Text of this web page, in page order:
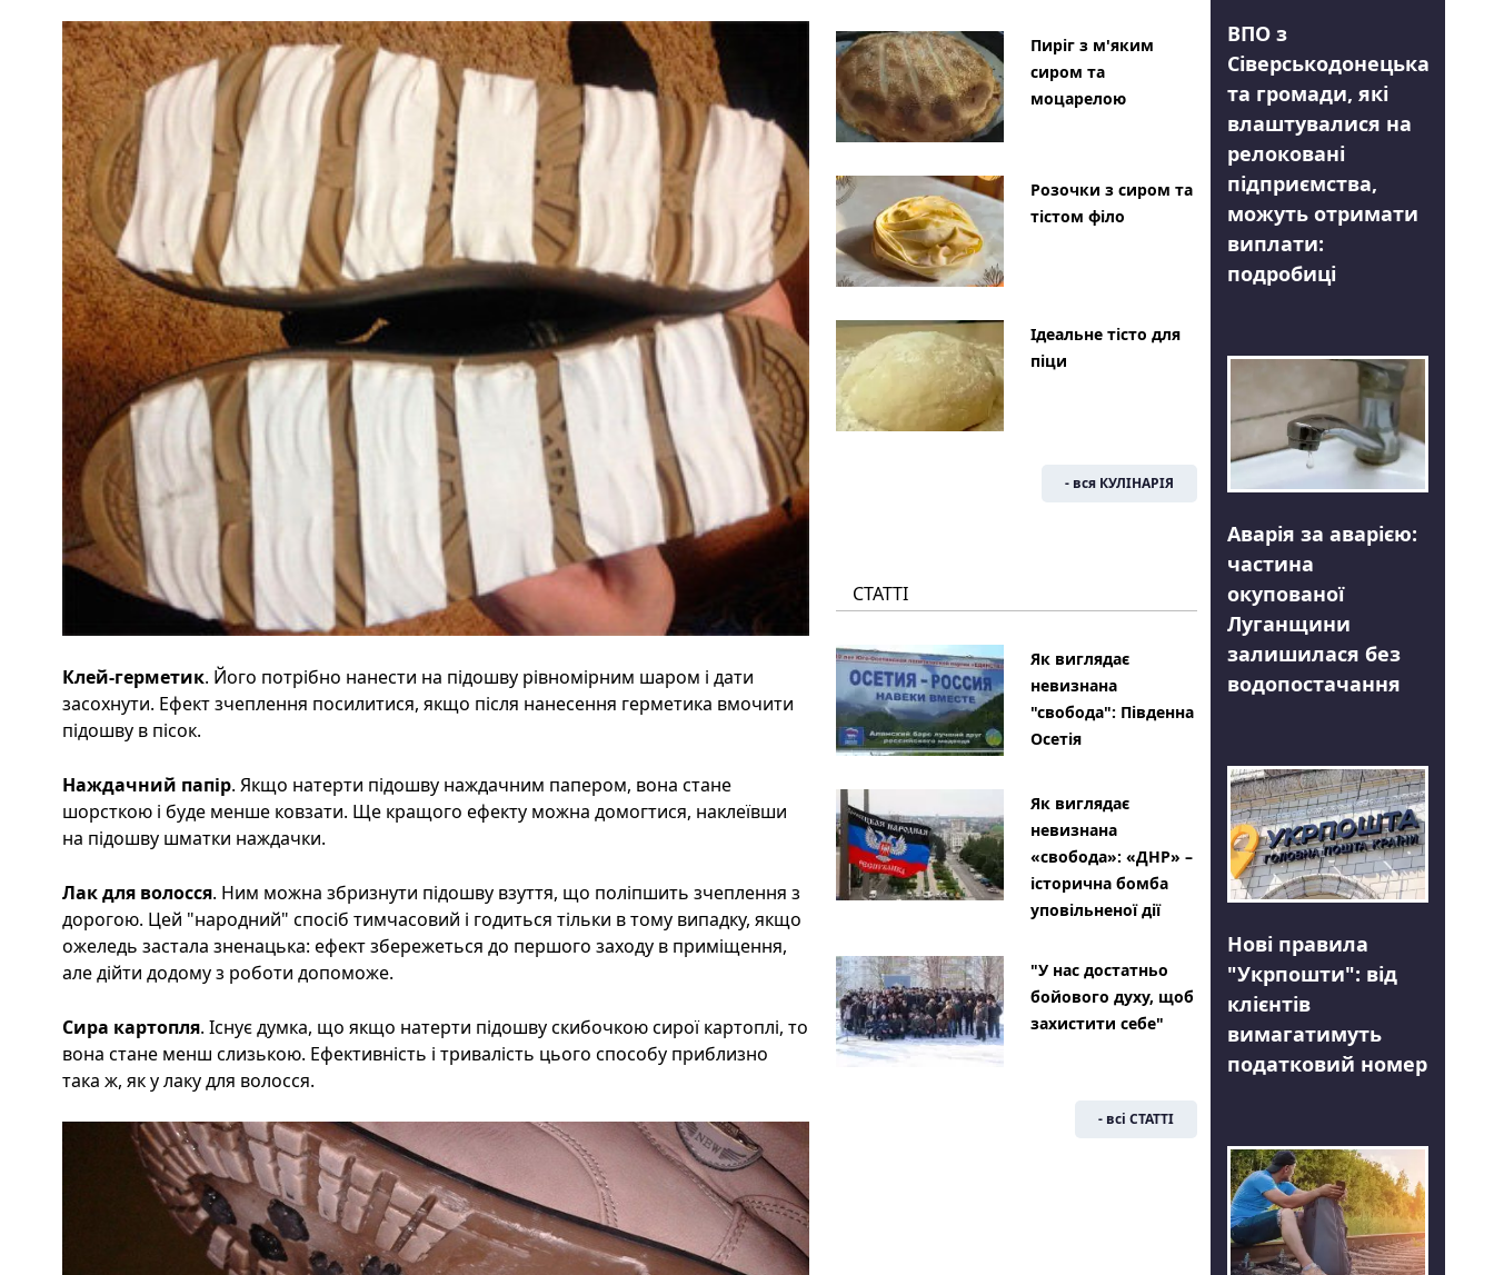
Клей-герметик. Його потрібно нанести на підошву рівномірним шаром і дати
засохнути. Ефект зчеплення посилитися, якщо після нанесення герметика вмочити
підошву в пісок.
Наждачний папір. Якщо натерти підошву наждачним папером, вона стане
шорсткою і буде менше ковзати. Ще кращого ефекту можна домогтися, наклеївши
на підошву шматки наждачки.
Лак для волосся. Ним можна збризнути підошву взуття, що поліпшить зчеплення з
дорогою. Цей "народний" спосіб тимчасовий і годиться тільки в тому випадку, якщо
ожеледь застала зненацька: ефект збережеться до першого заходу в приміщення,
але дійти додому з роботи допоможе.
Сира картопля. Існує думка, що якщо натерти підошву скибочкою сирої картоплі, то
вона стане менш слизькою. Ефективність і тривалість цього способу приблизно
така ж, як у лаку для волосся.
Пиріг з м'яким
сиром та
моцарелою
Розочки з сиром та
тістом філо
Ідеальне тісто для
піци
- вся КУЛІНАРІЯ
СТАТТІ
Як виглядає
невизнана
"свобода": Південна
Осетія
Як виглядає
невизнана
«свобода»: «ДНР» –
історична бомба
уповільненої дії
"У нас достатньо
бойового духу, щоб
захистити себе"
- всі СТАТТІ
ВПО з
Сіверськодонецька
та громади, які
влаштувалися на
релоковані
підприємства,
можуть отримати
виплати:
подробиці
Аварія за аварією:
частина
окупованої
Луганщини
залишилася без
водопостачання
Нові правила
"Укрпошти": від
клієнтів
вимагатимуть
податковий номер